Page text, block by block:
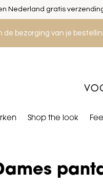
de bezorging van je
Shop the look
Nederland gratis